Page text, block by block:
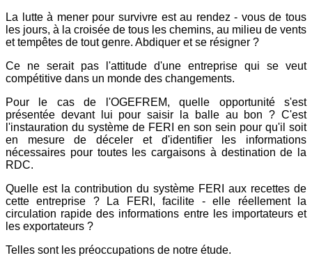
La lutte à mener pour survivre est au rendez - vous de tous
les jours, à la croisée de tous les chemins, au milieu de vents
et tempêtes de tout genre. Abdiquer et se résigner ?
Ce ne serait pas l'attitude d'une entreprise qui se veut
compétitive dans un monde des changements.
Pour le cas de l'OGEFREM, quelle opportunité s'est
présentée devant lui pour saisir la balle au bon ? C'est
l'instauration du système de FERI en son sein pour qu'il soit
en mesure de déceler et d'identifier les informations
nécessaires pour toutes les cargaisons à destination de la
RDC.
Quelle est la contribution du système FERI aux recettes de
cette entreprise ? La FERI, facilite - elle réellement la
circulation rapide des informations entre les importateurs et
les exportateurs ?
Telles sont les préoccupations de notre étude.